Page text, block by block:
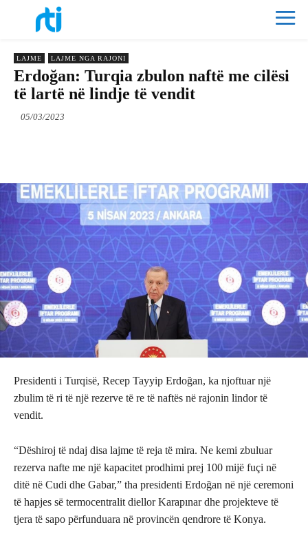
LAJME LAJME NGA RAJONI
Erdoğan: Turqia zbulon naftë me cilësi
të lartë në lindje të vendit
05/03/2023
Presidenti i Turqisë, Recep Tayyip Erdoğan, ka njoftuar një
zbulim të ri të një rezerve të re të naftës në rajonin lindor të
vendit.
“Dëshiroj të ndaj disa lajme të reja të mira. Ne kemi zbuluar
rezerva nafte me një kapacitet prodhimi prej 100 mijë fuçi në
ditë në Cudi dhe Gabar,” tha presidenti Erdoğan në një ceremoni
të hapjes së termocentralit diellor Karapınar dhe projekteve të
tjera të sapo përfunduara në provincën qendrore të Konya.